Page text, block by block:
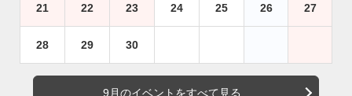
21 22 23 24 25 26 27
28 29 30
9月のイベントをすべて見る